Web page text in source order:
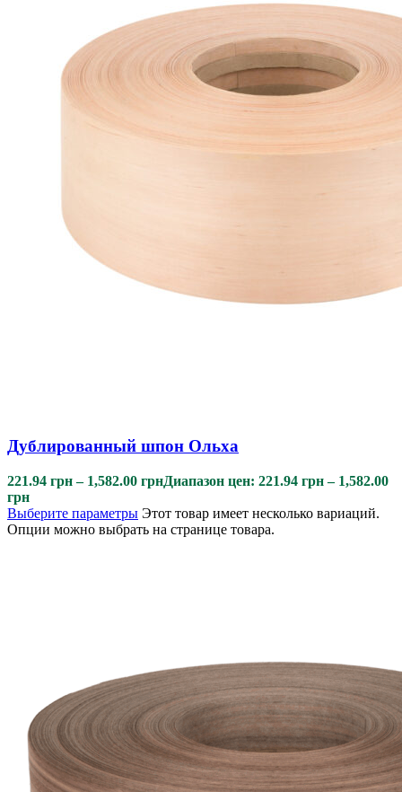
Дублированный шпон Ольха
221.94 грн – 1,582.00 грнДиапазон цен: 221.94 грн – 1,582.00
грн
Выберите параметры Этот товар имеет несколько вариаций.
Опции можно выбрать на странице товара.